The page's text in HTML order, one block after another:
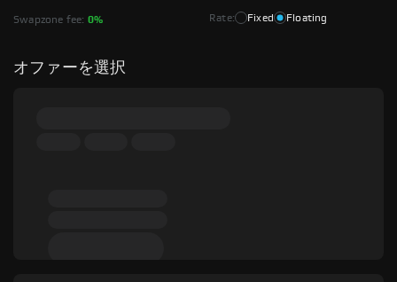
Swapzone fee: 0% Rate: Fixed Floating
オファーを選択